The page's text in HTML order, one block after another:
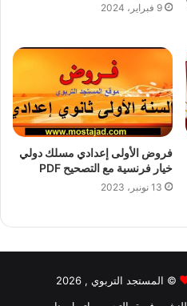
9 فبراير، 2024
فروض الأولى إعدادي مسلك دولي
خيار فرنسية مع التصحيح PDF
13 نونبر، 2023
© المستجد التربوي , 2026